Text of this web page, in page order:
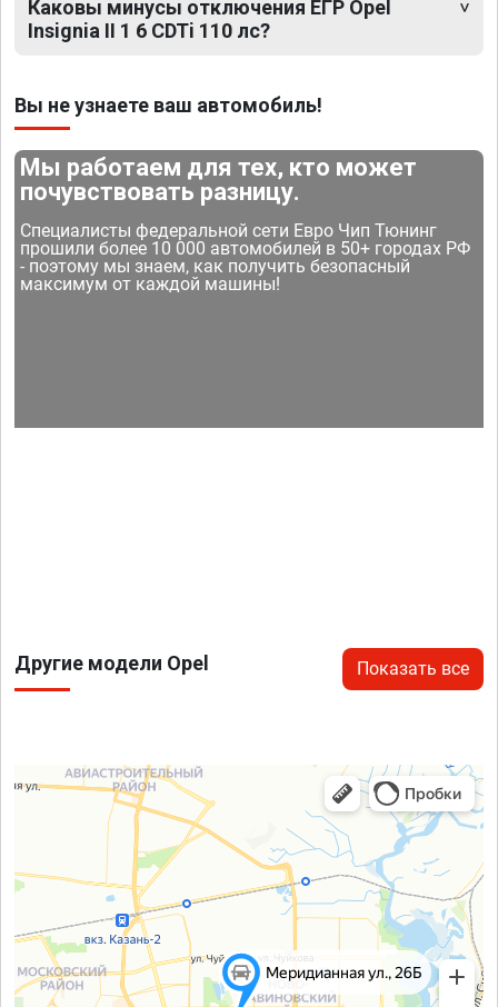
Каковы минусы отключения ЕГР Opel
Insignia II 1 6 CDTi 110 лс?
Вы не узнаете ваш автомобиль!
Мы работаем для тех, кто может
почувствовать разницу.
Специалисты федеральной сети Евро Чип Тюнинг
прошили более 10 000 автомобилей в 50+ городах РФ
- поэтому мы знаем, как получить безопасный
максимум от каждой машины!
Другие модели Opel Показать все